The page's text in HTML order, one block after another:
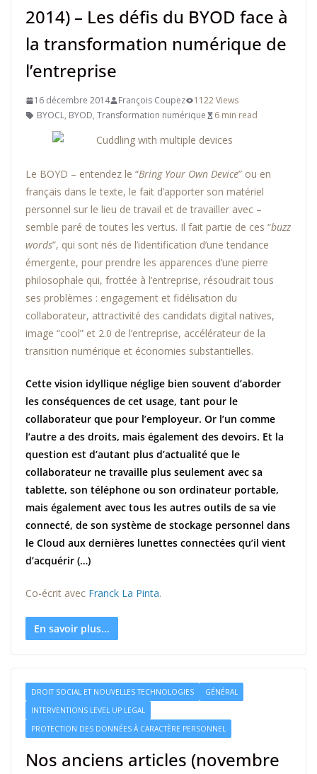
2014) – Les défis du BYOD face à
la transformation numérique de
l’entreprise
16 décembre 2014 François Coupez
1122 Views
BYOCL, BYOD, Transformation numérique 6 min read
Le BOYD – entendez le “Bring Your Own Device” ou en
français dans le texte, le fait d’apporter son matériel
personnel sur le lieu de travail et de travailler avec –
semble paré de toutes les vertus. Il fait partie de ces “buzz
words”, qui sont nés de l’identification d’une tendance
émergente, pour prendre les apparences d’une pierre
philosophale qui, frottée à l’entreprise, résoudrait tous
ses problèmes : engagement et fidélisation du
collaborateur, attractivité des candidats digital natives,
image “cool” et 2.0 de l’entreprise, accélérateur de la
transition numérique et économies substantielles.
Cette vision idyllique néglige bien souvent d’aborder
les conséquences de cet usage, tant pour le
collaborateur que pour l’employeur. Or l’un comme
l’autre a des droits, mais également des devoirs. Et la
question est d’autant plus d’actualité que le
collaborateur ne travaille plus seulement avec sa
tablette, son téléphone ou son ordinateur portable,
mais également avec tous les autres outils de sa vie
connecté, de son système de stockage personnel dans
le Cloud aux dernières lunettes connectées qu’il vient
d’acquérir (…)
Co-écrit avec Franck La Pinta.
En savoir plus...
DROIT SOCIAL ET NOUVELLES TECHNOLOGIES
GÉNÉRAL
INTERVENTIONS LEVEL UP LEGAL
PROTECTION DES DONNÉES À CARACTÈRE PERSONNEL
Nos anciens articles (novembre